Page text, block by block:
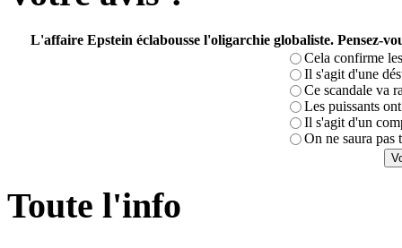
L'affaire Epstein éclabousse l'oligarchie globaliste. Pensez-
Cela confirme
Il s'agit d'une
Ce scandale va
Les puissants
Il s'agit d'un
On ne saura pas
Toute l'info